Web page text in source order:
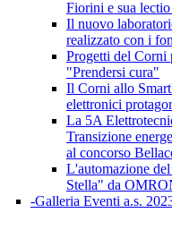
Fiorini e sua
Il nuovo
realizzato con i
Progetti del Corni
"Prendersi cura"
Il Corni allo
elettronici
La 5A
Transizione
al concorso
L'automazione
Stella" da
-Galleria Eventi a.s.